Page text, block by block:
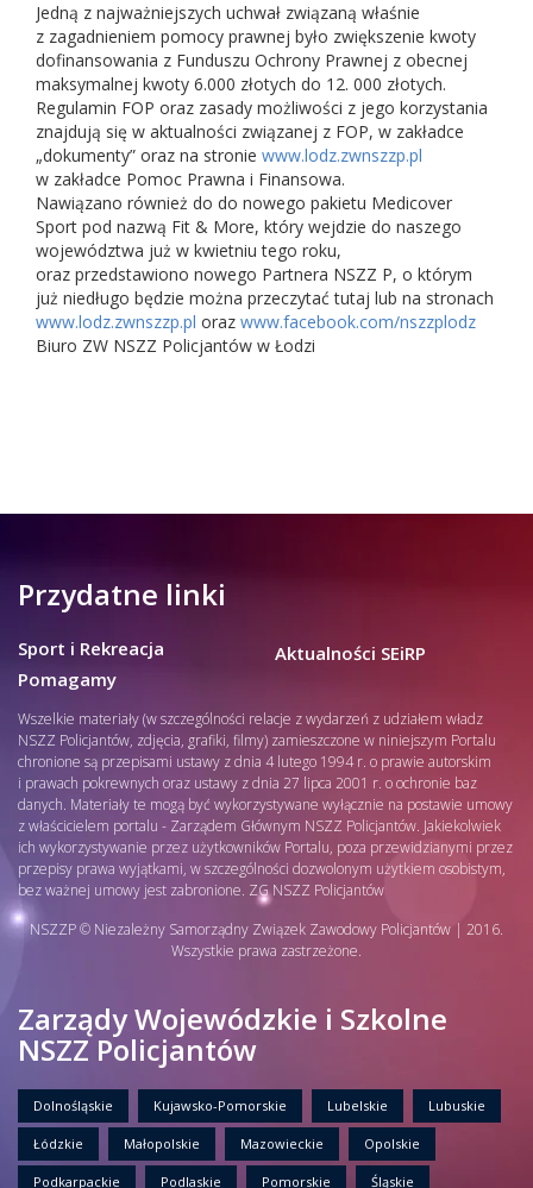
Jedną z najważniejszych uchwał związaną właśnie
z zagadnieniem pomocy prawnej było zwiększenie kwoty
dofinansowania z Funduszu Ochrony Prawnej z obecnej
maksymalnej kwoty 6.000 złotych do 12. 000 złotych.
Regulamin FOP oraz zasady możliwości z jego korzystania
znajdują się w aktualności związanej z FOP, w zakładce
„dokumenty” oraz na stronie www.lodz.zwnszzp.pl
w zakładce Pomoc Prawna i Finansowa.
Nawiązano również do do nowego pakietu Medicover
Sport pod nazwą Fit & More, który wejdzie do naszego
województwa już w kwietniu tego roku,
oraz przedstawiono nowego Partnera NSZZ P, o którym
już niedługo będzie można przeczytać tutaj lub na stronach
www.lodz.zwnszzp.pl oraz www.facebook.com/nszzplodz
Biuro ZW NSZZ Policjantów w Łodzi
Przydatne linki
Sport i Rekreacja
Pomagamy
Aktualności SEiRP
Wszelkie materiały (w szczególności relacje z wydarzeń z udziałem władz
NSZZ Policjantów, zdjęcia, grafiki, filmy) zamieszczone w niniejszym Portalu
chronione są przepisami ustawy z dnia 4 lutego 1994 r. o prawie autorskim
i prawach pokrewnych oraz ustawy z dnia 27 lipca 2001 r. o ochronie baz
danych. Materiały te mogą być wykorzystywane wyłącznie na postawie umowy
z właścicielem portalu - Zarządem Głównym NSZZ Policjantów. Jakiekolwiek
ich wykorzystywanie przez użytkowników Portalu, poza przewidzianymi przez
przepisy prawa wyjątkami, w szczególności dozwolonym użytkiem osobistym,
bez ważnej umowy jest zabronione. ZG NSZZ Policjantów
NSZZP © Niezależny Samorządny Związek Zawodowy Policjantów | 2016.
Wszystkie prawa zastrzeżone.
Zarządy Wojewódzkie i Szkolne
NSZZ Policjantów
Dolnośląskie Kujawsko-Pomorskie Lubelskie Lubuskie
Łódzkie Małopolskie Mazowieckie Opolskie
Podkarpackie Podlaskie Pomorskie Śląskie